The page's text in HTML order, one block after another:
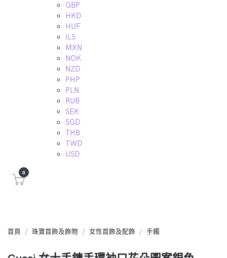
GBP
HKD
HUF
ILS
MXN
NOK
NZD
PHP
PLN
RUB
SEK
SGD
THB
TWD
USD
0
首頁 珠寶首飾及飾物 女性首飾及配飾 手鐲